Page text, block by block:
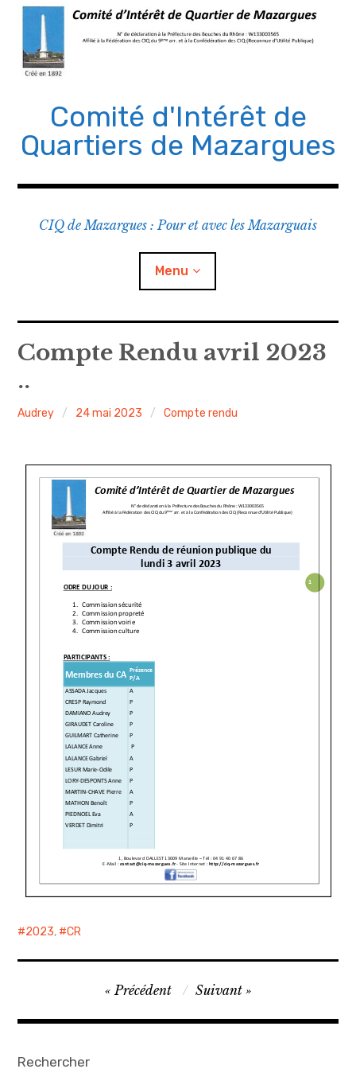
Comité d'Intérêt de
Quartiers de Mazargues
CIQ de Mazargues : Pour et avec les Mazarguais
Menu
Le CIQ
Compte rendu
Evénements
Sécurité
Voirie
Propreté – Gestion des déchets
Compte Rendu avril 2023
..
Audrey 24 mai 2023 Compte rendu
2023, CR
Précédent Suivant
Rechercher